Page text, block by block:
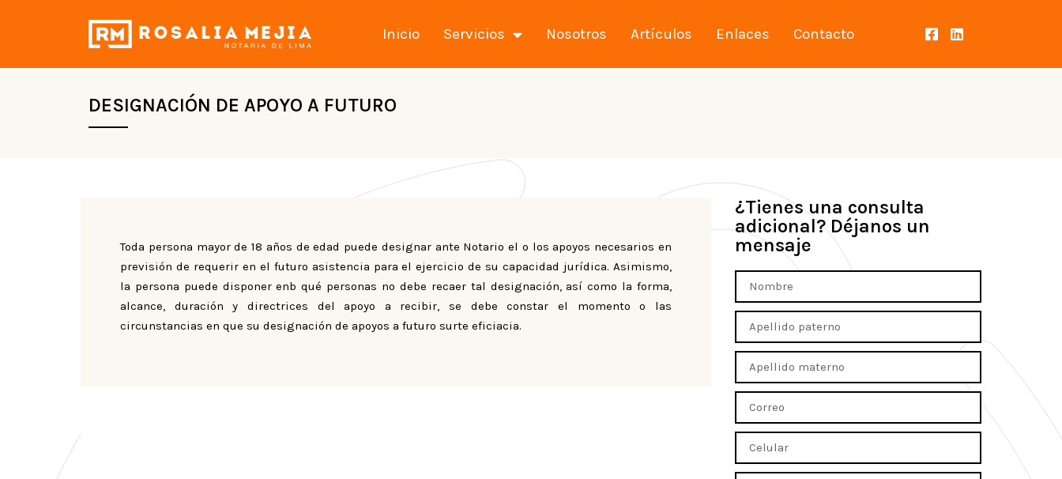
Inicio Servicios Nosotros Artículos Enlaces Contacto
DESIGNACIÓN DE APOYO A FUTURO
Toda persona mayor de 18 años de edad puede designar ante Notario el o los apoyos necesarios en
previsión de requerir en el futuro asistencia para el ejercicio de su capacidad jurídica. Asimismo,
la persona puede disponer enb qué personas no debe recaer tal designación, así como la forma,
alcance, duración y directrices del apoyo a recibir, se debe constar el momento o las
circunstancias en que su designación de apoyos a futuro surte eficiacia.
¿Tienes una consulta
adicional? Déjanos un
mensaje